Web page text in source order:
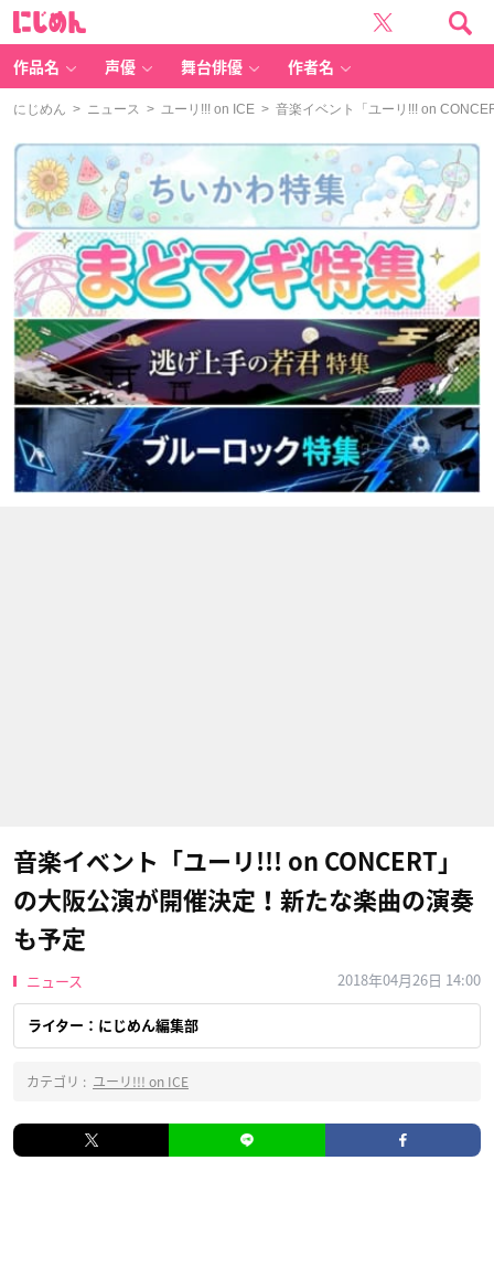
作品名 声優 舞台俳優 作者名
にじめん > ニュース > ユーリ!!! on ICE > 音楽イベント「ユーリ!!! on
音楽イベント「ユーリ!!! on CONCERT」
の大阪公演が開催決定！新たな楽曲の演奏
も予定
ニュース 2018年04月26日 14:00
ライター：にじめん編集部
カテゴリ : ユーリ!!! on ICE